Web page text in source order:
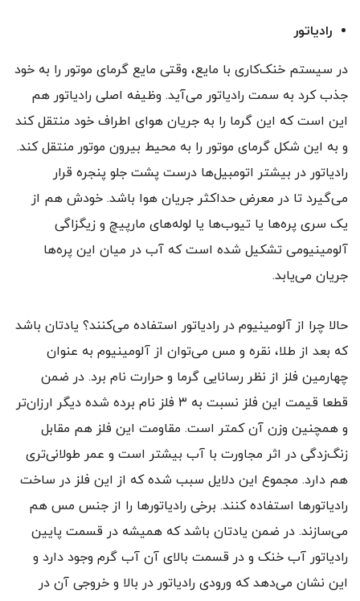
رادیاتور
در سیستم خنک‌‌کاری با مایع، وقتی مایع گرمای موتور را به خود
جذب کرد به سمت رادیاتور می‌آید. وظیفه اصلی رادیاتور هم
این است که این گرما را به جریان هوای اطراف خود منتقل کند
و به این شکل گرمای موتور را به محیط بیرون موتور منتقل کند.
رادیاتور در بیشتر اتومبیل‌ها درست پشت جلو پنجره قرار
می‌گیرد تا در معرض حداکثر جریان هوا باشد. خودش هم از
یک سری پره‌ها یا تیوب‌ها یا لوله‌های مارپیچ و زیگزاگی
آلومینیومی تشکیل شده است که آب در میان این پره‌ها
جریان می‌یابد.
حالا چرا از آلومینیوم در رادیاتور استفاده می‌کنند؟ یادتان باشد
که بعد از طلا، نقره و مس می‌توان از آلومینیوم به عنوان
چهارمین فلز از نظر رسانایی گرما و حرارت نام برد. در ضمن
قطعا قیمت این فلز نسبت به ۳ فلز نام برده شده دیگر ارزان‌تر
و همچنین وزن آن کمتر است. مقاومت این فلز هم مقابل
زنگ‌زدگی در اثر مجاورت با آب بیشتر است و عمر طولانی‌تری
هم دارد. مجموع این دلایل سبب شده که از این فلز در ساخت
رادیاتورها استفاده کنند. برخی رادیاتورها را از جنس مس هم
می‌سازند. در ضمن یادتان باشد که همیشه در قسمت پایین
رادیاتور آب خنک و در قسمت بالای آن آب گرم وجود دارد و
این نشان می‌دهد که ورودی رادیاتور در بالا و خروجی آن در